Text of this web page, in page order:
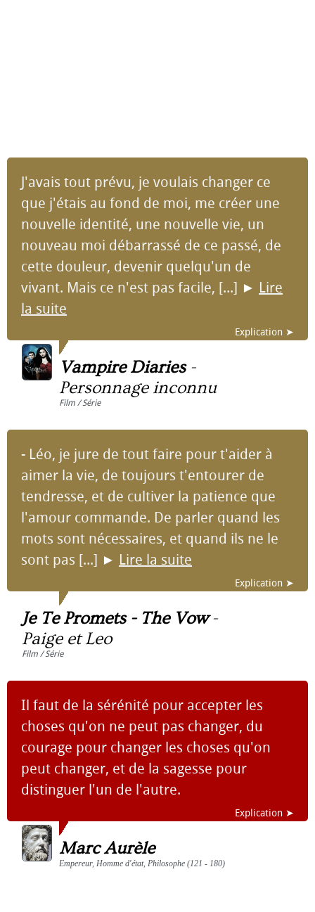
J'avais tout prévu, je voulais changer ce
que j'étais au fond de moi, me créer une
nouvelle identité, une nouvelle vie, un
nouveau moi débarrassé de ce passé, de
cette douleur, devenir quelqu'un de
vivant. Mais ce n'est pas facile, [...] ► Lire
la suite
Explication ➤
Vampire Diaries-
Personnage inconnu
Film / Série
- Léo, je jure de tout faire pour t'aider à
aimer la vie, de toujours t'entourer de
tendresse, et de cultiver la patience que
l'amour commande. De parler quand les
mots sont nécessaires, et quand ils ne le
sont pas [...] ► Lire la suite
Explication ➤
Je Te Promets - The Vow-
Paige et Leo
Film / Série
Il faut de la sérénité pour accepter les
choses qu'on ne peut pas changer, du
courage pour changer les choses qu'on
peut changer, et de la sagesse pour
distinguer l'un de l'autre.
Explication ➤
Marc Aurèle
Empereur, Homme d'état, Philosophe (121 - 180)